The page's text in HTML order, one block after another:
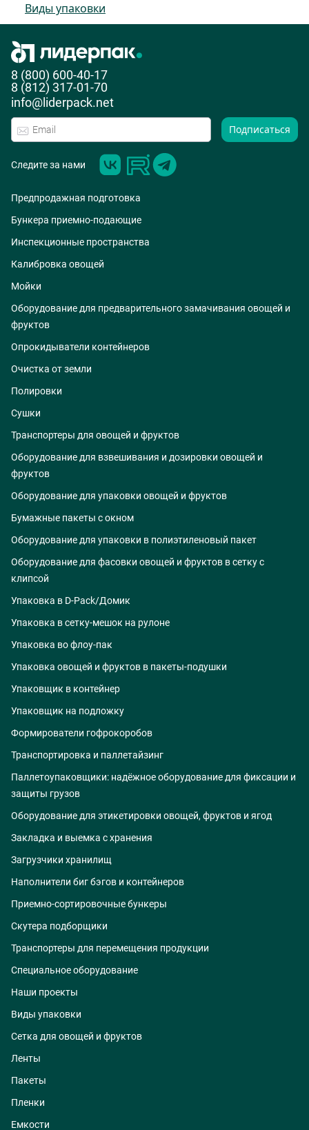
Виды упаковки
8 (800) 600-40-17
8 (812) 317-01-70
info@liderpack.net
Подписаться
Следите за нами
Предпродажная подготовка
Бункера приемно-подающие
Инспекционные пространства
Калибровка овощей
Мойки
Оборудование для предварительного замачивания овощей и
фруктов
Опрокидыватели контейнеров
Очистка от земли
Полировки
Сушки
Транспортеры для овощей и фруктов
Оборудование для взвешивания и дозировки овощей и
фруктов
Оборудование для упаковки овощей и фруктов
Бумажные пакеты с окном
Оборудование для упаковки в полиэтиленовый пакет
Оборудование для фасовки овощей и фруктов в сетку с
клипсой
Упаковка в D-Pack/Домик
Упаковка в сетку-мешок на рулоне
Упаковка во флоу-пак
Упаковка овощей и фруктов в пакеты-подушки
Упаковщик в контейнер
Упаковщик на подложку
Формирователи гофрокоробов
Транспортировка и паллетайзинг
Паллетоупаковщики: надёжное оборудование для фиксации и
защиты грузов
Оборудование для этикетировки овощей, фруктов и ягод
Закладка и выемка с хранения
Загрузчики хранилищ
Наполнители биг бэгов и контейнеров
Приемно-сортировочные бункеры
Скутера подборщики
Транспортеры для перемещения продукции
Специальное оборудование
Наши проекты
Виды упаковки
Сетка для овощей и фруктов
Ленты
Пакеты
Пленки
Емкости